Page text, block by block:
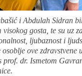
i Abdulah Sidran
gosta, te su uz
ljubaznost i
ove zdravstvene
dr. Ismetom